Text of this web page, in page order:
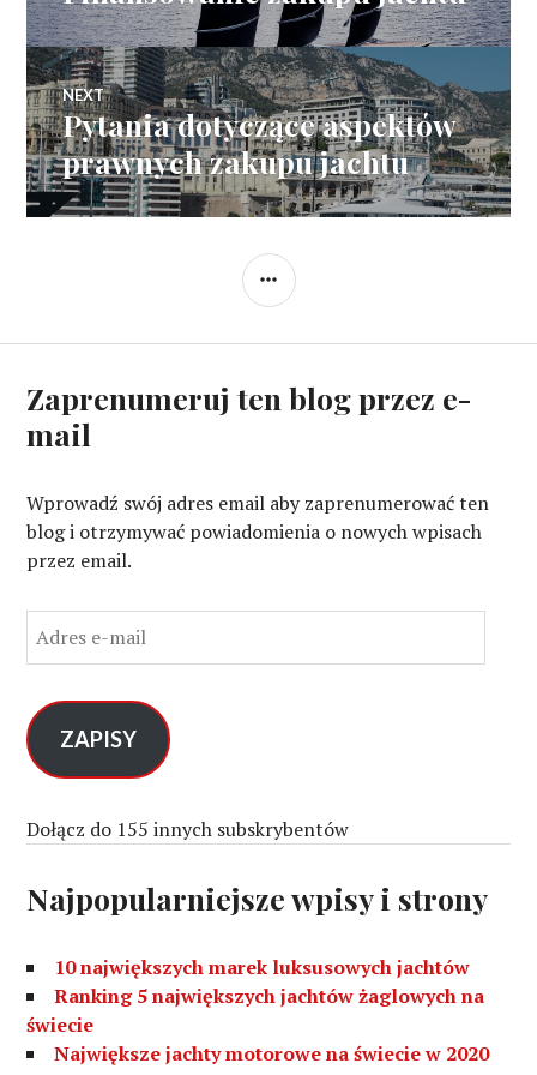
wpisy
post:
NEXT
Next
post:
Pytania dotyczące aspektów
prawnych zakupu jachtu
SIDEBAR
Zaprenumeruj ten blog przez e-
mail
Wprowadź swój adres email aby zaprenumerować ten
blog i otrzymywać powiadomienia o nowych wpisach
przez email.
d
e
s
e
m
l
ZAPISY
Dołącz do 155 innych subskrybentów
Najpopularniejsze wpisy i strony
10 największych marek luksusowych jachtów
Ranking 5 największych jachtów żaglowych na
świecie
Największe jachty motorowe na świecie w 2020